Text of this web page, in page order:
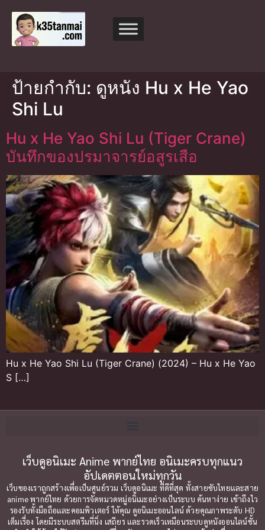
ป้ายกำกับ: ดูหนัง Hu x He Yao
Shi Lu
Hu x He Yao Shi Lu (Tiger Crane)
บันทึกของปรมาจารย์อสูรเสือ
Hu x He Yao Shi Lu (Tiger Crane) (2024) – Hu x He Yao
S […]
เว็บดูอนิเมะ Anime พากย์ไทย อนิเมะครบทุกแนว
อัปเดตตอนใหม่ทุกวัน
เว็บของเราถูกสร้างเพื่อเป็นศูนย์รวม เว็บดูอนิเมะ ที่ดีที่สุด ทั้งสายซับไทยและสาย
anime พากย์ไทย ด้วยการจัดหมวดหมู่อนิเมะอย่างเป็นระบบ ค้นหาง่าย เข้าถึงไว
รองรับทั้งมือถือและคอมพิวเตอร์ ให้คุณ ดูอนิเมะออนไลน์ ด้วยคุณภาพระดับ HD
เต็มเรื่อง โดยมีระบบสตรีมที่นิ่ง เสถียร และรวดเร็วเหมือนระบบดูหนังออนไลน์ชั้น